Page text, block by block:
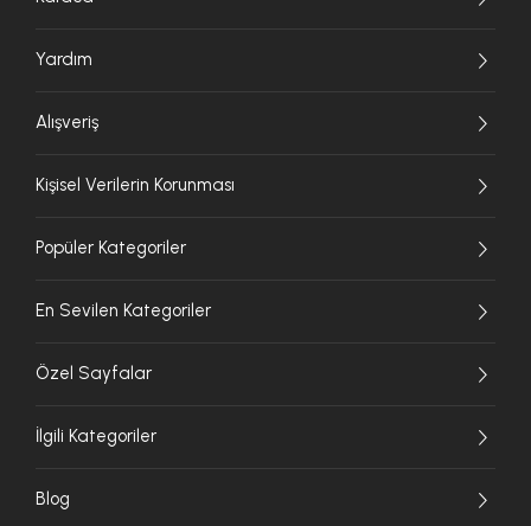
Yardım
Alışveriş
Kişisel Verilerin Korunması
Popüler Kategoriler
En Sevilen Kategoriler
Özel Sayfalar
İlgili Kategoriler
Blog